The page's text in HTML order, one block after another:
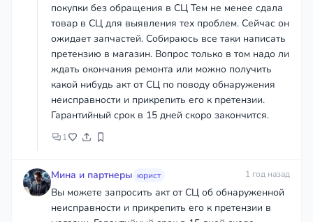
покупки без обращения в СЦ Тем не менее сдала
товар в СЦ для выявления тех проблем. Сейчас он
ожидает запчастей. Собираюсь все таки написать
претензию в магазин. Вопрос только в том надо ли
ждать окончания ремонта или можно получить
какой нибудь акт от СЦ по поводу обнаружения
неисправности и прикрепить его к претензии.
Гарантийный срок в 15 дней скоро закончится.
1
Мина и партнеры юрист 1 год назад
Вы можете запросить акт от СЦ об обнаруженной
неисправности и прикрепить его к претензии в